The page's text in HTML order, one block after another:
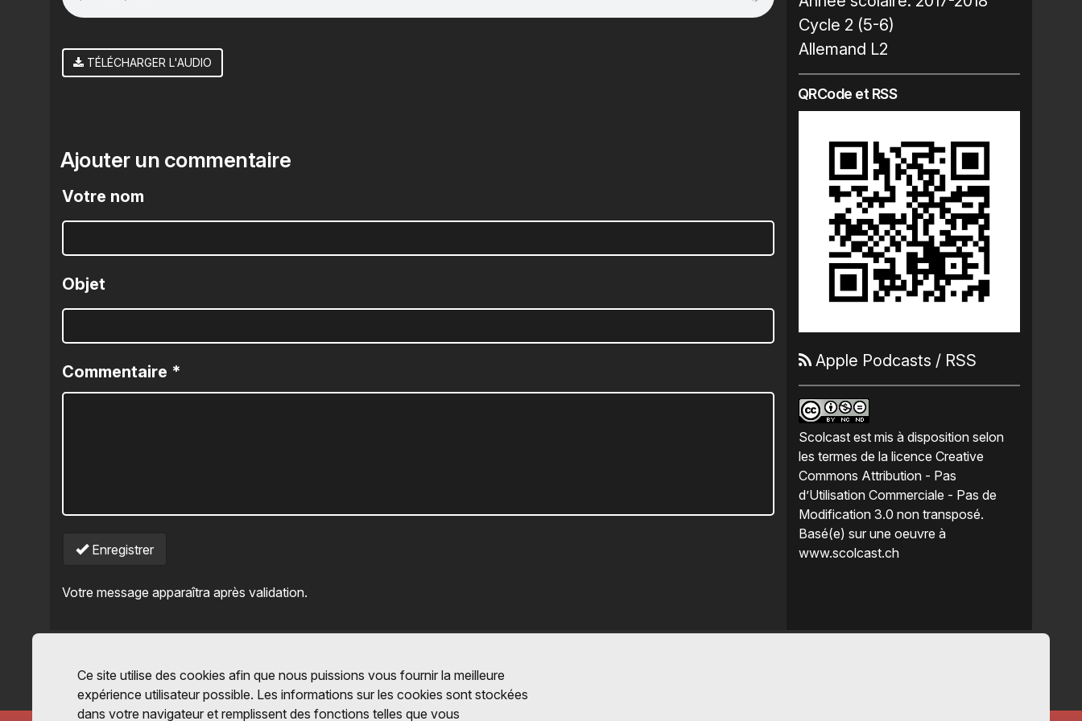
TÉLÉCHARGER L'AUDIO
Ajouter un commentaire
Votre nom
Objet
Commentaire *
Enregistrer
Votre message apparaîtra après validation.
Cycle 2 (5-6)
Allemand L2
QRCode et RSS
Apple Podcasts / RSS
Scolcast est mis à disposition selon
les termes de la licence Creative
Commons Attribution - Pas
d’Utilisation Commerciale - Pas de
Modification 3.0 non transposé.
Basé(e) sur une oeuvre à
www.scolcast.ch
Ce site utilise des cookies afin que nous puissions vous fournir la meilleure
expérience utilisateur possible. Les informations sur les cookies sont stockées
dans votre navigateur et remplissent des fonctions telles que vous